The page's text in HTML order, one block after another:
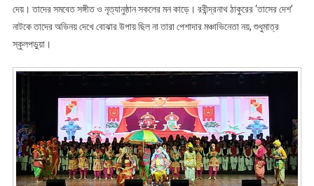
দেয়। তাদের সমবেত সঙ্গীত ও নৃত্যানুষ্ঠান সকলের মন কাড়ে। রবীন্দ্রনাথ ঠাকুরের ‘তাসের দেশ’
নাটকে তাদের অভিনয় দেখে বোঝার উপায় ছিল না তারা পেশাদার মঞ্চাভিনেতা নয়, শুধুমাত্র
স্কুলপড়ুয়া।